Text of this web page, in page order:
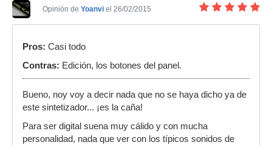
Opinión de Yoanvi el 26/02/2015
Pros: Casi todo
Contras: Edición, los botones del panel.
Bueno, noy voy a decir nada que no se haya dicho ya de
este sintetizador... ¡es la caña!
Para ser digital suena muy cálido y con mucha
personalidad, nada que ver con los típicos sonidos de